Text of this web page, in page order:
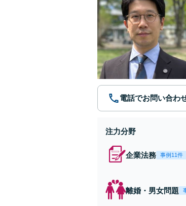
電話でお問い合わ
注力分野
企業法務 事例11件
離婚・男女問題